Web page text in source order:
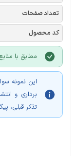
تعداد صفحات
کد محصول
مطابق با
این نمونه
برداری و
تذکر قبلی،